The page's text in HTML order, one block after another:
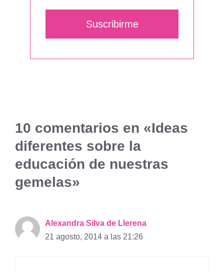
Suscribirme
10 comentarios en «Ideas
diferentes sobre la
educación de nuestras
gemelas»
Alexandra Silva de Llerena
21 agosto, 2014 a las 21:26